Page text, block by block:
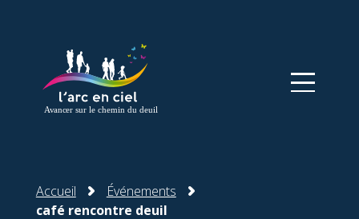
Accueil
Événements
café rencontre deuil